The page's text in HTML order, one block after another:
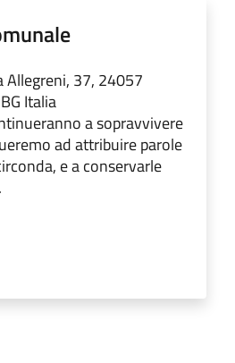
Allegreni, 37, 24057
Italia
a sopravvivere
ad attribuire parole
e a conservarle